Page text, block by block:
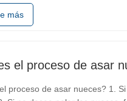
más
el proceso de asar
proceso de asar nueces? 1.